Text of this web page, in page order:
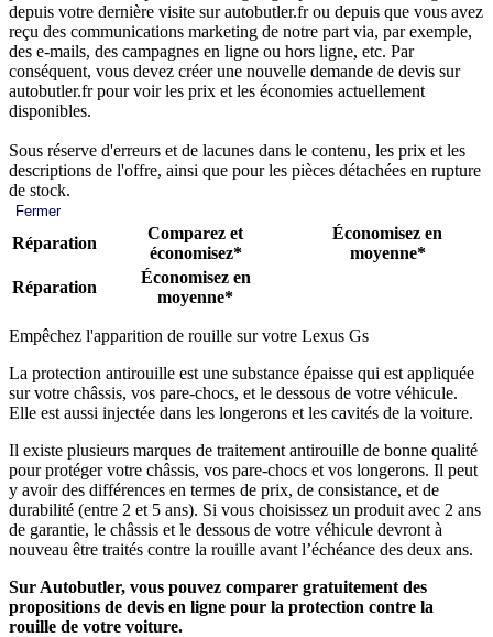
depuis votre dernière visite sur autobutler.fr ou depuis que vous avez
reçu des communications marketing de notre part via, par exemple,
des e-mails, des campagnes en ligne ou hors ligne, etc. Par
conséquent, vous devez créer une nouvelle demande de devis sur
autobutler.fr pour voir les prix et les économies actuellement
disponibles.
Sous réserve d'erreurs et de lacunes dans le contenu, les prix et les
descriptions de l'offre, ainsi que pour les pièces détachées en rupture
de stock.
Fermer
Réparation
Comparez et
économisez*
Économisez en
moyenne*
Réparation
Économisez en
moyenne*
Empêchez l'apparition de rouille sur votre Lexus Gs
La protection antirouille est une substance épaisse qui est appliquée
sur votre châssis, vos pare-chocs, et le dessous de votre véhicule.
Elle est aussi injectée dans les longerons et les cavités de la voiture.
Il existe plusieurs marques de traitement antirouille de bonne qualité
pour protéger votre châssis, vos pare-chocs et vos longerons. Il peut
y avoir des différences en termes de prix, de consistance, et de
durabilité (entre 2 et 5 ans). Si vous choisissez un produit avec 2 ans
de garantie, le châssis et le dessous de votre véhicule devront à
nouveau être traités contre la rouille avant l’échéance des deux ans.
Sur Autobutler, vous pouvez comparer gratuitement des
propositions de devis en ligne pour la protection contre la
rouille de votre voiture.